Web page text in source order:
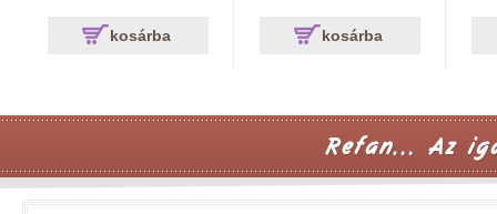
kosárba kosárba